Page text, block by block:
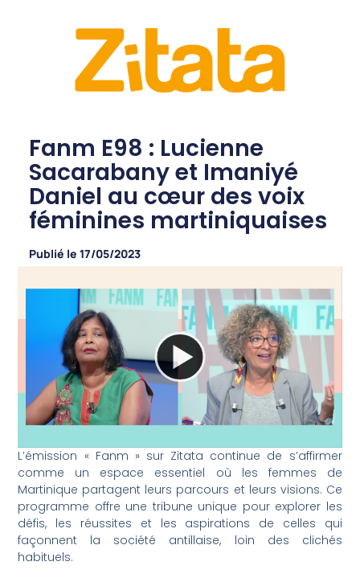
Fanm E98 : Lucienne
Sacarabany et Imaniyé
Daniel au cœur des voix
féminines martiniquaises
Publié le 17/05/2023
L’émission « Fanm » sur Zitata continue de s’affirmer
comme un espace essentiel où les femmes de
Martinique partagent leurs parcours et leurs visions. Ce
programme offre une tribune unique pour explorer les
défis, les réussites et les aspirations de celles qui
façonnent la société antillaise, loin des clichés
habituels.